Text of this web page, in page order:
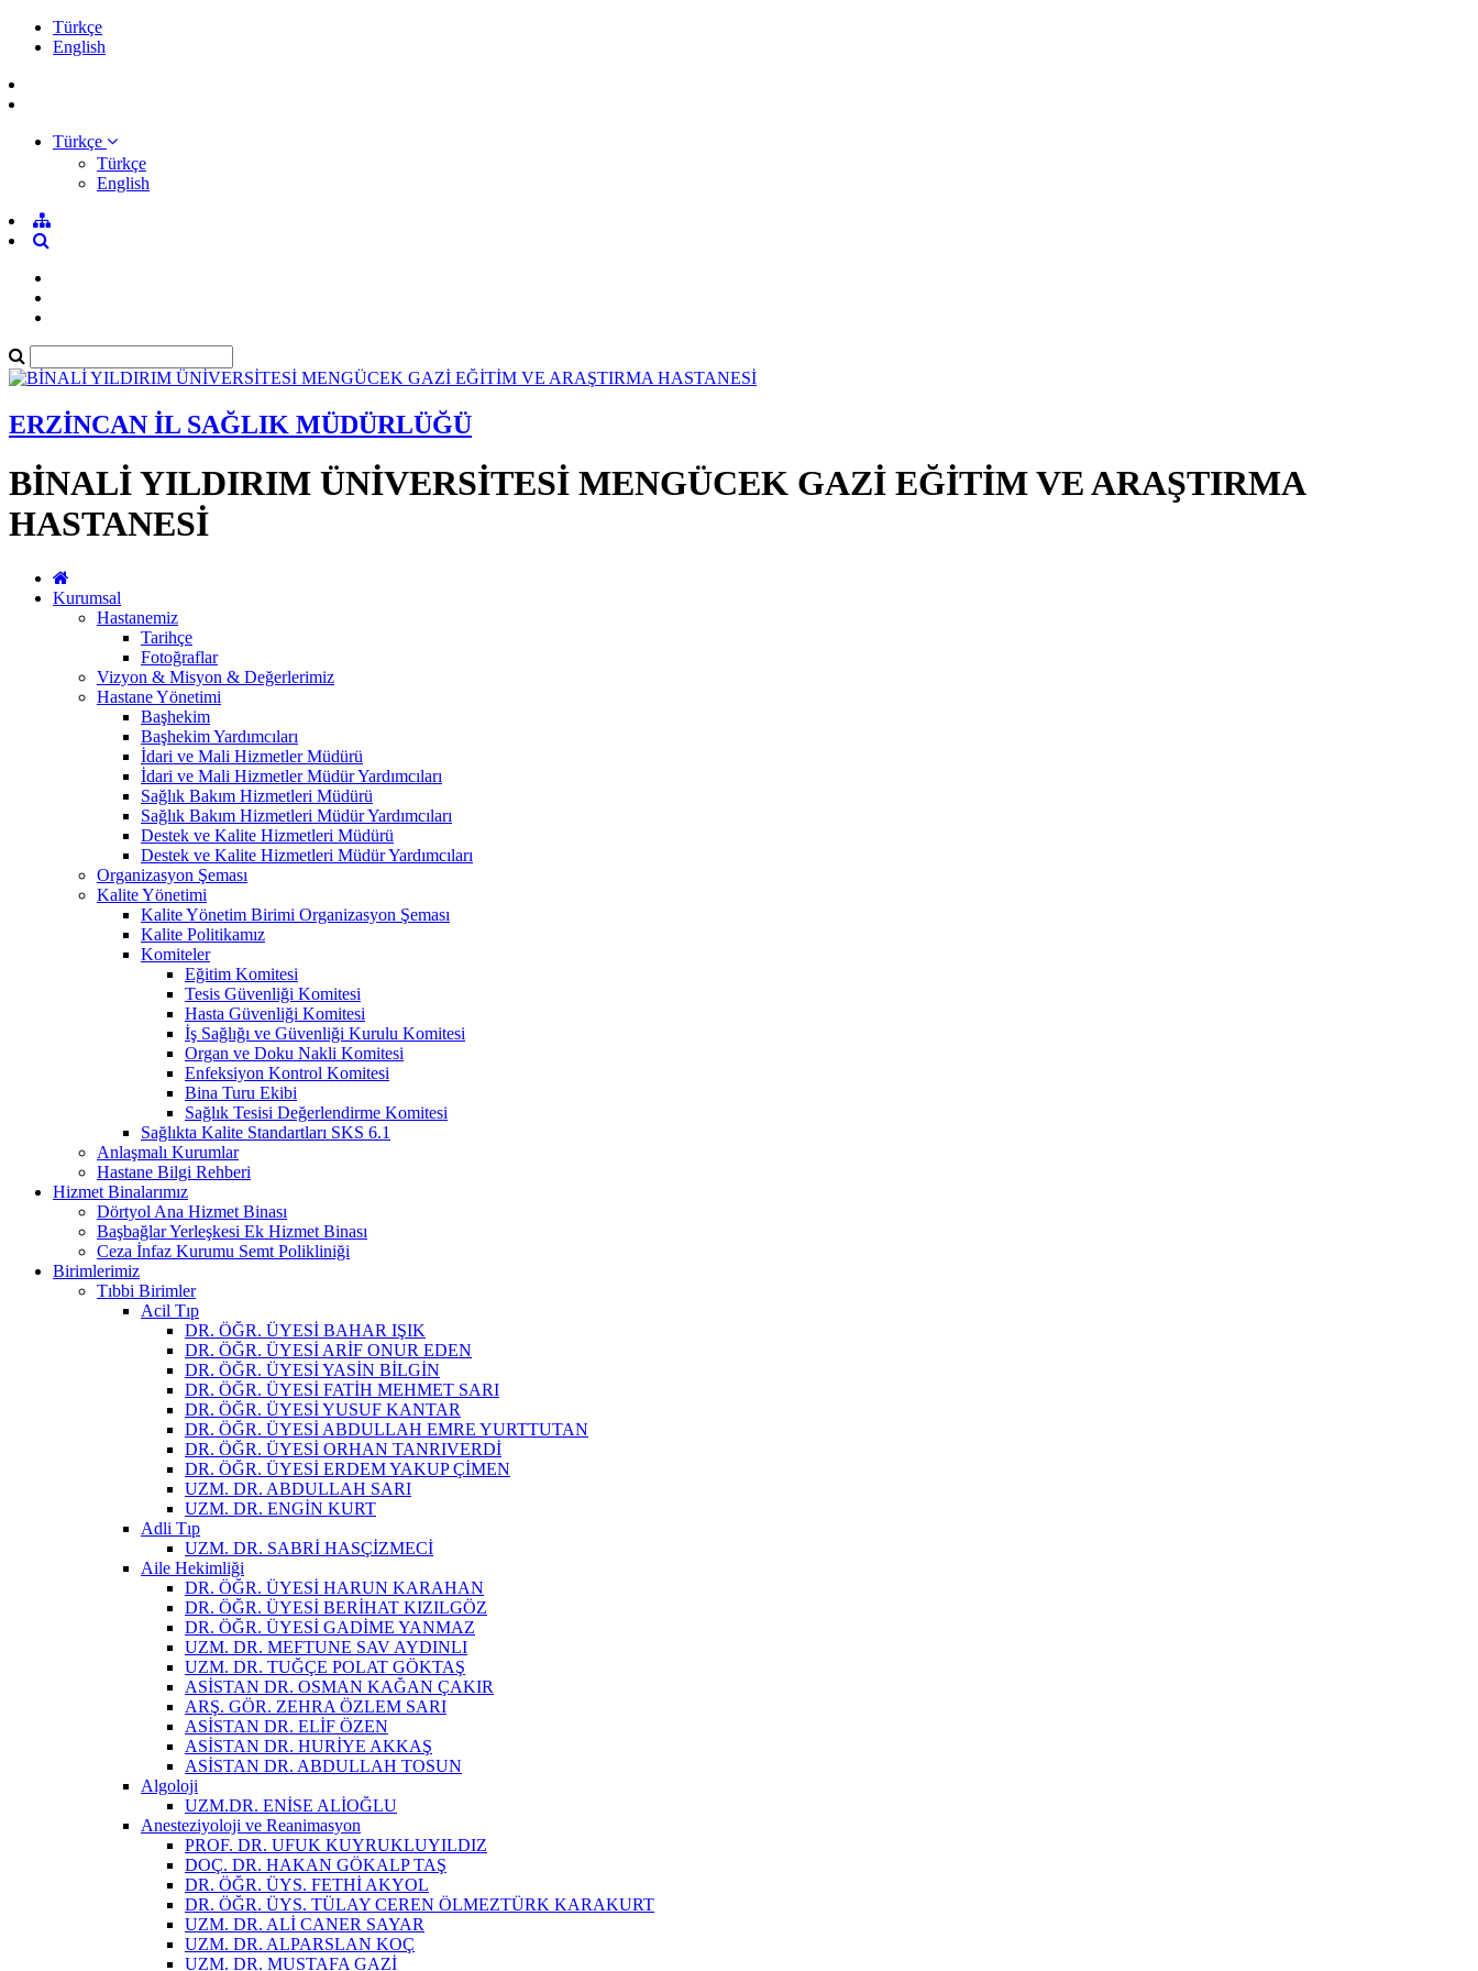
Türkçe
English
Türkçe
Türkçe
English
ERZİNCAN İL SAĞLIK MÜDÜRLÜĞÜ
BİNALİ YILDIRIM ÜNİVERSİTESİ MENGÜCEK GAZİ EĞİTİM VE ARAŞTIRMA
HASTANESİ
Kurumsal
Hastanemiz
Tarihçe
Fotoğraflar
Vizyon & Misyon & Değerlerimiz
Hastane Yönetimi
Başhekim
Başhekim Yardımcıları
İdari ve Mali Hizmetler Müdürü
İdari ve Mali Hizmetler Müdür Yardımcıları
Sağlık Bakım Hizmetleri Müdürü
Sağlık Bakım Hizmetleri Müdür Yardımcıları
Destek ve Kalite Hizmetleri Müdürü
Destek ve Kalite Hizmetleri Müdür Yardımcıları
Organizasyon Şeması
Kalite Yönetimi
Kalite Yönetim Birimi Organizasyon Şeması
Kalite Politikamız
Komiteler
Eğitim Komitesi
Tesis Güvenliği Komitesi
Hasta Güvenliği Komitesi
İş Sağlığı ve Güvenliği Kurulu Komitesi
Organ ve Doku Nakli Komitesi
Enfeksiyon Kontrol Komitesi
Bina Turu Ekibi
Sağlık Tesisi Değerlendirme Komitesi
Sağlıkta Kalite Standartları SKS 6.1
Anlaşmalı Kurumlar
Hastane Bilgi Rehberi
Hizmet Binalarımız
Dörtyol Ana Hizmet Binası
Başbağlar Yerleşkesi Ek Hizmet Binası
Ceza İnfaz Kurumu Semt Polikliniği
Birimlerimiz
Tıbbi Birimler
Acil Tıp
DR. ÖĞR. ÜYESİ BAHAR IŞIK
DR. ÖĞR. ÜYESİ ARİF ONUR EDEN
DR. ÖĞR. ÜYESİ YASİN BİLGİN
DR. ÖĞR. ÜYESİ FATİH MEHMET SARI
DR. ÖĞR. ÜYESİ YUSUF KANTAR
DR. ÖĞR. ÜYESİ ABDULLAH EMRE YURTTUTAN
DR. ÖĞR. ÜYESİ ORHAN TANRIVERDİ
DR. ÖĞR. ÜYESİ ERDEM YAKUP ÇİMEN
UZM. DR. ABDULLAH SARI
UZM. DR. ENGİN KURT
Adli Tıp
UZM. DR. SABRİ HASÇİZMECİ
Aile Hekimliği
DR. ÖĞR. ÜYESİ HARUN KARAHAN
DR. ÖĞR. ÜYESİ BERİHAT KIZILGÖZ
DR. ÖĞR. ÜYESİ GADİME YANMAZ
UZM. DR. MEFTUNE SAV AYDINLI
UZM. DR. TUĞÇE POLAT GÖKTAŞ
ASİSTAN DR. OSMAN KAĞAN ÇAKIR
ARŞ. GÖR. ZEHRA ÖZLEM SARI
ASİSTAN DR. ELİF ÖZEN
ASİSTAN DR. HURİYE AKKAŞ
ASİSTAN DR. ABDULLAH TOSUN
Algoloji
UZM.DR. ENİSE ALİOĞLU
Anesteziyoloji ve Reanimasyon
PROF. DR. UFUK KUYRUKLUYILDIZ
DOÇ. DR. HAKAN GÖKALP TAŞ
DR. ÖĞR. ÜYS. FETHİ AKYOL
DR. ÖĞR. ÜYS. TÜLAY CEREN ÖLMEZTÜRK KARAKURT
UZM. DR. ALİ CANER SAYAR
UZM. DR. ALPARSLAN KOÇ
UZM. DR. MUSTAFA GAZİ